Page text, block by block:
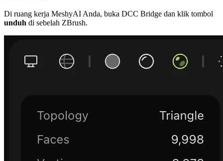
Di ruang kerja MeshyAI Anda, buka DCC Bridge dan klik tombol
unduh di sebelah ZBrush.